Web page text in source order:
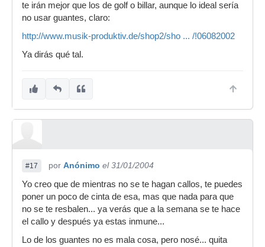
te irán mejor que los de golf o billar, aunque lo ideal sería
no usar guantes, claro:
http://www.musik-produktiv.de/shop2/sho ... /!06082002
Ya dirás qué tal.
#17 por Anónimo el 31/01/2004
Yo creo que de mientras no se te hagan callos, te puedes
poner un poco de cinta de esa, mas que nada para que
no se te resbalen... ya verás que a la semana se te hace
el callo y después ya estas inmune...
Lo de los guantes no es mala cosa, pero nosé... quita